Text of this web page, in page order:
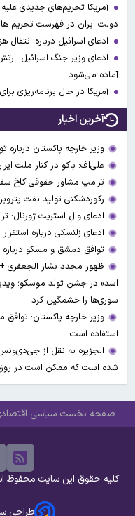
دولت ایران در فهرست تحریم
ادعای اسرائیل درباره انتقال
ادعای وزیر جنگ اسرائیل:
آماده می‌شود
آمریکا در حال برنامه‌ریزی
آخرین اخبار
وزیر خارجه پاکستان درباره
علی‌اف: باکو در کنار ملت
ترامپ مشاور حقوقی کاخ
رکوردشکنی تولید نفت پتروبراس؛
ادعای وال‌ استریت ژورنال:
ادعای زلنسکی درباره استقرار ۵۰ هزار سرباز کره شمالی در روسیه
توافق دمشق و مسکو درباره
ظهور مجدد بشار
اسد» در جشن تولد موسکو؛
سوری‌ها را خشمگین کرد
وزیر خارجه پاکستان:
استفاده است
الجزیره به نقل از
شده است که ممکن است در
صفحه نخست سیاسی
کلیه حقوق این سایت محفوظ
طراحی